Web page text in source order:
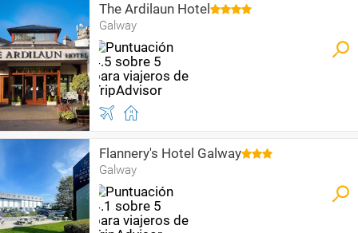
The Ardilaun Hotel
Galway
Flannery's Hotel Galway
Galway